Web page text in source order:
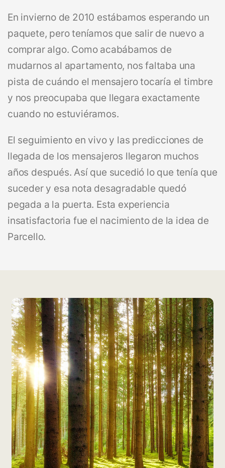
En invierno de 2010 estábamos esperando un
paquete, pero teníamos que salir de nuevo a
comprar algo. Como acabábamos de
mudarnos al apartamento, nos faltaba una
pista de cuándo el mensajero tocaría el timbre
y nos preocupaba que llegara exactamente
cuando no estuviéramos.
El seguimiento en vivo y las predicciones de
llegada de los mensajeros llegaron muchos
años después. Así que sucedió lo que tenía que
suceder y esa nota desagradable quedó
pegada a la puerta. Esta experiencia
insatisfactoria fue el nacimiento de la idea de
Parcello.